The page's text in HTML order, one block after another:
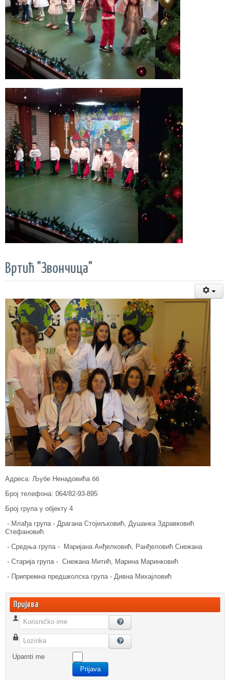
Вртић "Звончица"
Адреса: Љубе Ненадовића бб
Број телефона: 064/82-93-895
Број група у објекту 4
- Млађа група - Драгана Стојиљковић, Душанка Здравковић
Стефановић
- Средња група - Маријана Анђелковић, Ранђеловић Снежана
- Старија група - Снежана Митић, Марина Маринковић
- Припремна предшколска група - Дивна Михајловић
Пријава
Korisničko ime
Lozinka
Upamti me
Prijava